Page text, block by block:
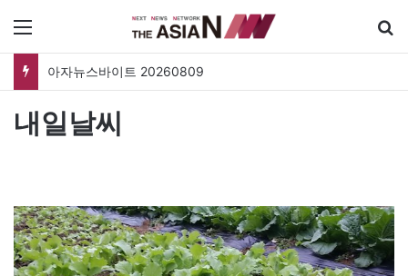
아자뉴스바이트 20260809
내일날씨